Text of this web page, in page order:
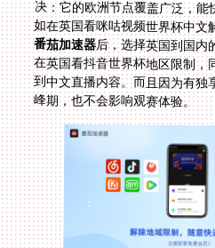
如在英国看咪咕视频世界杯中文
番茄加速器后，选择英国到国内
在英国看抖音世界杯地区
到中文直播内容。而且因
峰期，也不会影响观赛体验。